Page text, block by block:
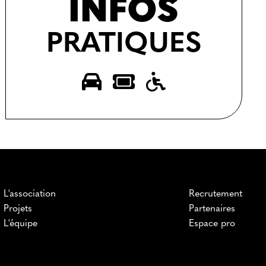
INFOS
PRATIQUES
L'association
Projets
L'équipe
Recrutement
Partenaires
Espace pro